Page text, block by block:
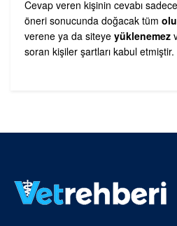
Cevap veren kişinin cevabı
öneri sonucunda doğacak tüm
verene ya da siteye yüklenemez
soran kişiler şartları kabul etmiştir.